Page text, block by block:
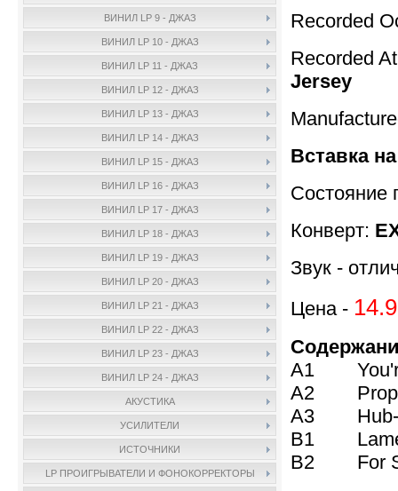
ВИНИЛ LP 9 - ДЖАЗ
ВИНИЛ LP 10 - ДЖАЗ
ВИНИЛ LP 11 - ДЖАЗ
ВИНИЛ LP 12 - ДЖАЗ
ВИНИЛ LP 13 - ДЖАЗ
ВИНИЛ LP 14 - ДЖАЗ
ВИНИЛ LP 15 - ДЖАЗ
ВИНИЛ LP 16 - ДЖАЗ
ВИНИЛ LP 17 - ДЖАЗ
ВИНИЛ LP 18 - ДЖАЗ
ВИНИЛ LP 19 - ДЖАЗ
ВИНИЛ LP 20 - ДЖАЗ
ВИНИЛ LP 21 - ДЖАЗ
ВИНИЛ LP 22 - ДЖАЗ
ВИНИЛ LP 23 - ДЖАЗ
ВИНИЛ LP 24 - ДЖАЗ
АКУСТИКА
УСИЛИТЕЛИ
ИСТОЧНИКИ
LP ПРОИГРЫВАТЕЛИ И ФОНОКОРРЕКТОРЫ
Recorded
Recorded
Jersey
Вставка
Состояние
Конверт:
Звук -
Цена -
A1 You're
A2
A3 Hub-
B1
B2 For